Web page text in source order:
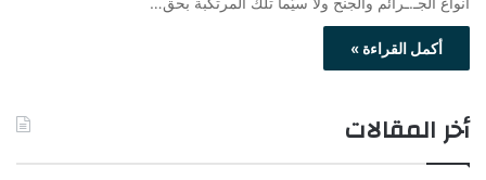
أكمل القراءة »
أخر المقالات